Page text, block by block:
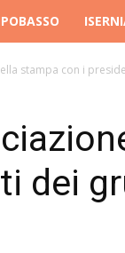
stampa con i
dei